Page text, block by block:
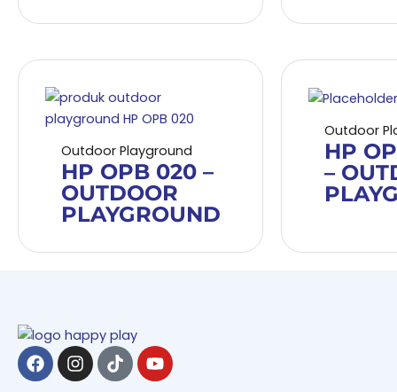
Outdoor Playground
HP OPB 020 –
OUTDOOR
PLAYGROUND
Outdoor
HP
–
Facebook
Instagram
TiktokYoutube